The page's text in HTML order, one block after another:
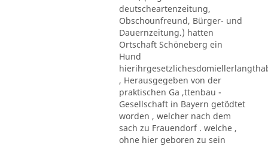
deutscheartenzeitung,
Obschounfreund, Bürger- und
Dauernzeitung.) hatten
Ortschaft Schöneberg ein
Hund
, Herausgegeben von der
praktischen Ga ,ttenbau -
Gesellschaft in Bayern getödtet
worden , welcher nach dem
sach zu Frauendorf . welche ,
ohne hier geboren zu sein